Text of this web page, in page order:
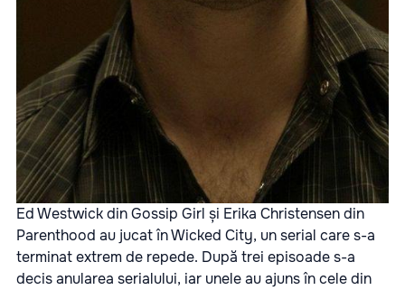
Ed Westwick din Gossip Girl și Erika Christensen din
Parenthood au jucat în Wicked City, un serial care s-a
terminat extrem de repede. După trei episoade s-a
decis anularea serialului, iar unele au ajuns în cele din